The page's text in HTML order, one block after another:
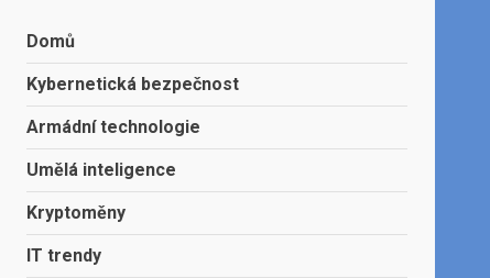
Domů
Kybernetická bezpečnost
Armádní technologie
Umělá inteligence
Kryptoměny
IT trendy